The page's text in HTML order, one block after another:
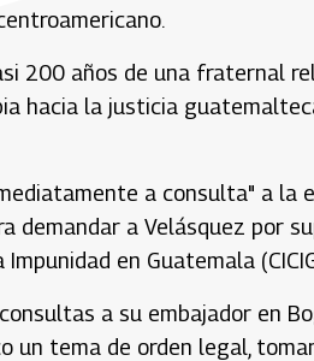
200 años de una fraternal
hacia la justicia
a consulta" a la
demandar a Velásquez por
en Guatemala
a su embajador en
un tema de orden legal,